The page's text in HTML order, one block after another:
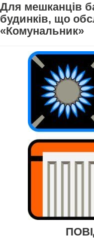
Для мешканців
будинків, що
«Комунальник»